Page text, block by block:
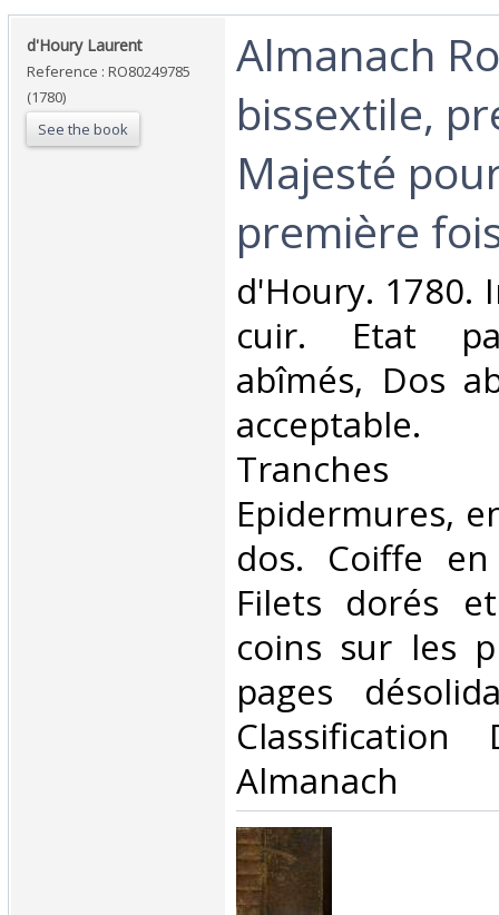
‎d'Houry Laurent‎
Reference : RO80249785
(1780)
See the book
‎Almanach
bissextile,
Majesté
première
‎d'Houry. 1780.
cuir. Etat
abîmés, Dos
Epidermures,
dos. Coiffe
Filets dorés
coins sur les
pages
Almanach‎